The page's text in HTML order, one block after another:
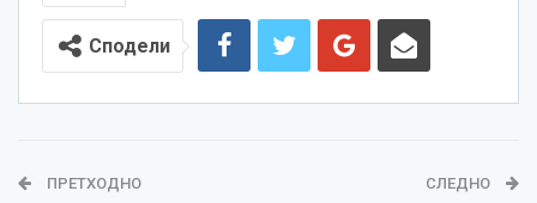
Сподели
ПРЕТХОДНО СЛЕДНО